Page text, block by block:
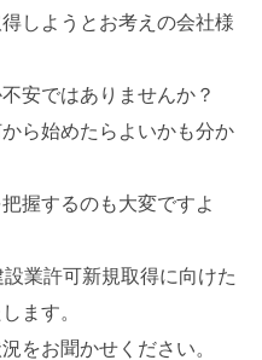
しようとお考えの会社様
安ではありませんか？
ら始めたらよいかも分か
握するのも大変ですよ
業許可新規取得に向けた
ます。
をお聞かせください。